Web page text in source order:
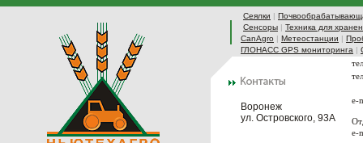
Сеялки |
Сенсоры | Техника для
CanAgro | Метеостанции |
ГЛОНАСС GPS мониторинга |
Воронеж
ул. Островского, 93А
e-
e-